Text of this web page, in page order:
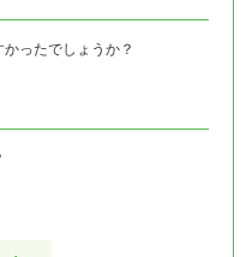
ったでしょうか？